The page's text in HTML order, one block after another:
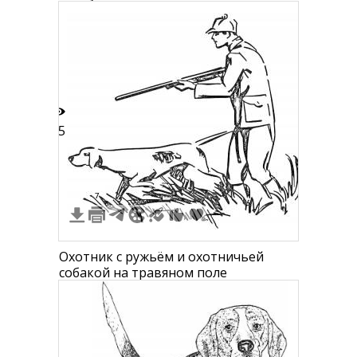
15
7
Охотник с ружьём и охотничьей
собакой на травяном поле